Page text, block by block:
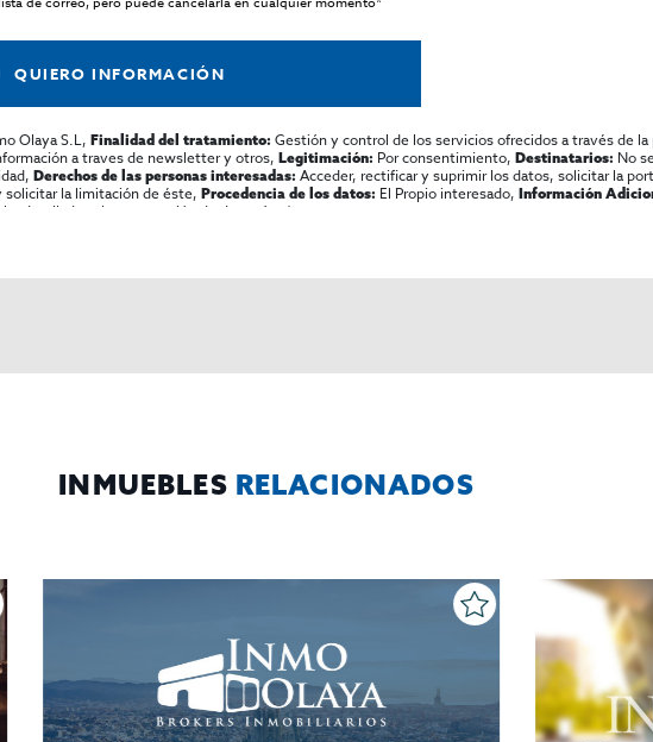
(Segundo 4ª en negociaciones y bajos 2A en pleito).
QUIERO INFORMACIÓN
Olaya S.L, Finalidad del tratamiento: Gestión y control de los servicios ofrecidos a través de la
a traves de newsletter y otros, Legitimación: Por consentimiento, Destinatarios: No
Derechos de las personas interesadas: Acceder, rectificar y suprimir los datos, solicitar la
la limitación de éste, Procedencia de los datos: El Propio interesado, Información
y detallada sobre protección de datos
Aquí.
INMUEBLES RELACIONADOS